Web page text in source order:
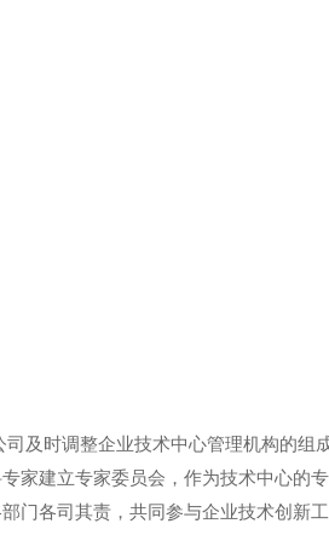
及时调整企业技术中心管理机构的组
家建立专家委员会，作为技术中心的
门各司其责，共同参与企业技术创新